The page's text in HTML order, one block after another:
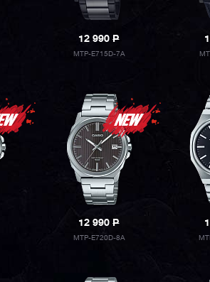
12 990P
MTP-E715D-7A
12 990P
MTP-E720D-8A